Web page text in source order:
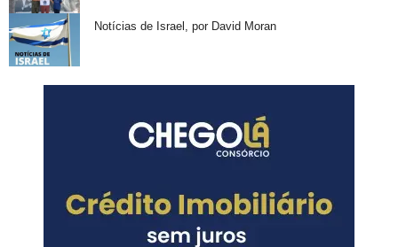
Notícias de Israel, por David Moran